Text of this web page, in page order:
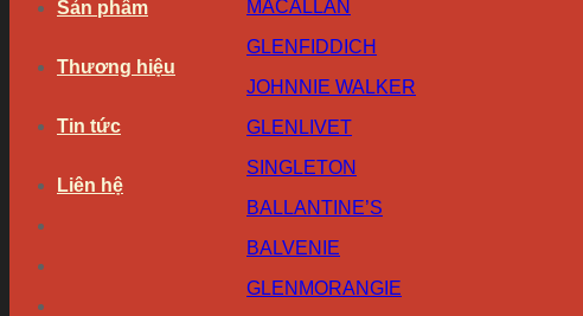
Sản phẩm
Thương hiệu
Tin tức
Liên hệ
MACALLAN
GLENFIDDICH
JOHNNIE WALKER
GLENLIVET
SINGLETON
BALLANTINE’S
BALVENIE
GLENMORANGIE